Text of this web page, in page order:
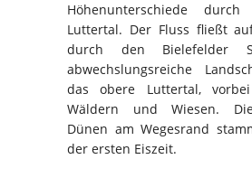
Höhenunterschiede
Luttertal. Der Fluss fließt
durch den Bielefelder
abwechslungsreiche
das obere Luttertal,
Wäldern und Wiesen.
Dünen am Wegesrand
der ersten Eiszeit.